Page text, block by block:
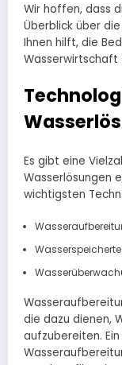
Wir hoffen, dass
Überblick über
Ihnen hilft, die
Wasserwirtschaft
Es gibt eine
Wasserlösungen
wichtigsten
die dazu dienen,
aufzubereiten.